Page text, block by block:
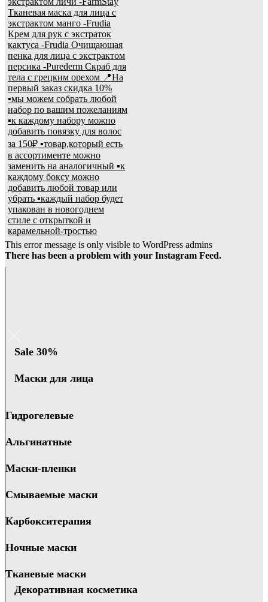
This error message is only visible to WordPress admins
There has been a problem with your Instagram Feed.
Sale 30%
Маски для лица
Гидрогелевые
Альгинатные
Маски-пленки
Смываемые маски
Карбокситерапия
Ночные маски
Тканевые маски
Декоративная косметика